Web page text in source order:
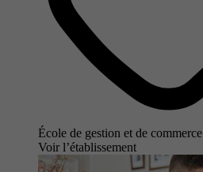
École de gestion et de commerce
Voir l’établissement